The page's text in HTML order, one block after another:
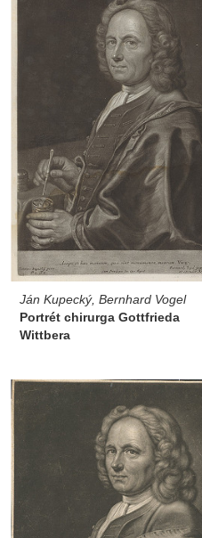
Ján Kupecký, Bernhard Vogel
Portrét chirurga Gottfrieda
Wittbera